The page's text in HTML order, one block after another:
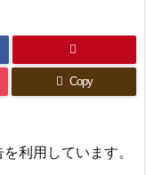
Copy
利用しています。